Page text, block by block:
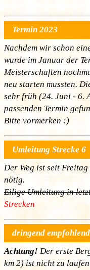
Termin 2023
Nachdem wir schon
wurde im Januar der
Meisterschaften
neu starten mussten.
sehr früh (24. Juni - 6.
passenden Termin
Bitte vormerken :)
Umleitung Strecke 6
Der Weg ist seit
nötig.
Eilige Umleitung in
Strecken
dringend
Achtung! Der erste
km 2) ist nicht zu